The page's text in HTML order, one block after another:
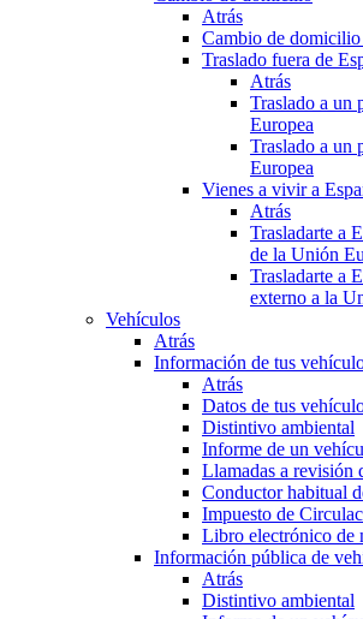
Atrás
Cambio de domicilio
Traslado fuera de
Atrás
Traslado a un
Europea
Traslado a un
Europea
Vienes a vivir a
Atrás
Trasladarte a
de la Unión
Trasladarte a
externo a la
Vehículos
Atrás
Información de tus
Atrás
Datos de tus
Distintivo ambiental
Informe de un
Llamadas a revisión
Conductor habitual
Impuesto de
Libro electrónico de
Información pública de
Atrás
Distintivo ambiental